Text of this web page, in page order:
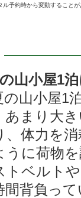
追加料金
※お手元にある商品そ
タル予約時から変動する
レンタル
ましたら、同じ商品
予約時から変動すること
山小屋1
の山小屋1
あまり大
、体力を
うに荷物
トベルト
間背負っ